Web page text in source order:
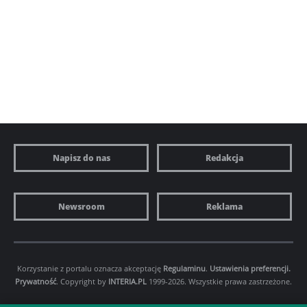
Napisz do nas Redakcja
Newsroom Reklama
Korzystanie z portalu oznacza akceptację Regulaminu. Ustawienia preferencji.
Prywatność. Copyright by INTERIA.PL 1999-2026. Wszystkie prawa zastrzeżone.